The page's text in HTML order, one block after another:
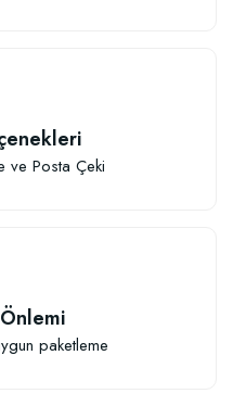
ve Posta Çeki
paketleme